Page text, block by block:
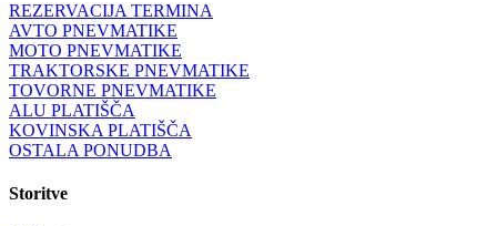
REZERVACIJA TERMINA
AVTO PNEVMATIKE
MOTO PNEVMATIKE
TRAKTORSKE PNEVMATIKE
TOVORNE PNEVMATIKE
ALU PLATIŠČA
KOVINSKA PLATIŠČA
OSTALA PONUDBA
Storitve